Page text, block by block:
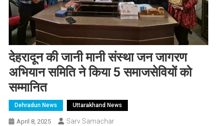
देहरादून की जानी मानी संस्था जन जागरण
अभियान समिति ने किया 5 समाजसेवियों को
सम्मानित
Dehradun News Uttarakhand News
April 8, 2025 Sarv Samachar